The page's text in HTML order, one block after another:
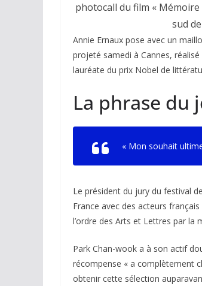
photocall du film « Mémoire
sud
Annie Ernaux pose avec un
projeté samedi à Cannes, réalisé
lauréate du prix Nobel de
La phrase du
« Mon souhait
Le président du jury du festival
France avec des acteurs
l’ordre des Arts et Lettres par la
Park Chan-wook a à son actif
récompense « a complètement
obtenir cette sélection